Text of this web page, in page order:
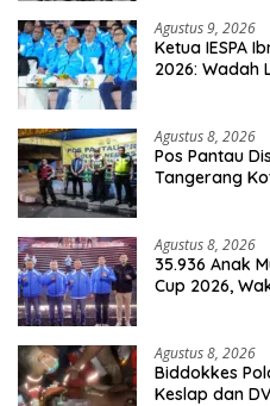
Agustus 9, 2026
Ketua IESPA
2026: Wadah
Agustus 8, 2026
Pos Pantau
Tangerang
Agustus 8, 2026
35.936 Anak
Cup 2026,
Agustus 8, 2026
Biddokkes
Keslap dan